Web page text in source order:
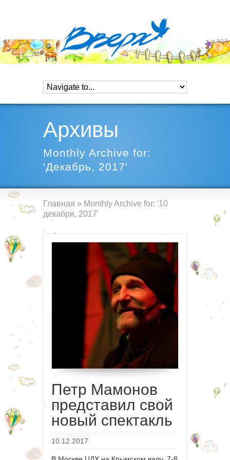
Архивы
Monthly Archive for:
'Декабрь, 2017'
Главная » Monthly Archive for: '10
декабря, 2017'
Петр Мамонов
представил свой
новый спектакль
10.12.2017